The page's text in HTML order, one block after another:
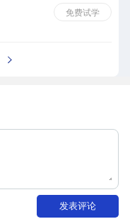
免费试学
发表评论